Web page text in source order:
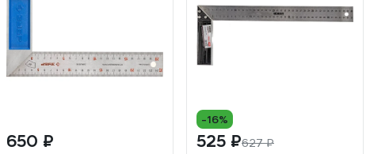
650 ₽
-16%
525 ₽627 ₽